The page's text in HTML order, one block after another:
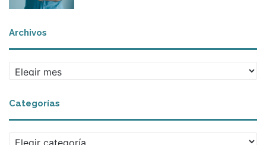
Archivos
r
h
i
Categorías